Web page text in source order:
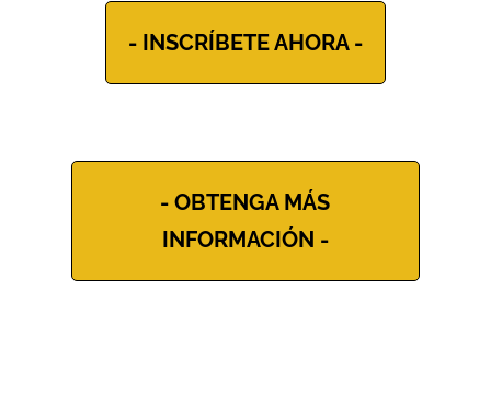
- INSCRÍBETE AHORA -
- OBTENGA MÁS
INFORMACIÓN -